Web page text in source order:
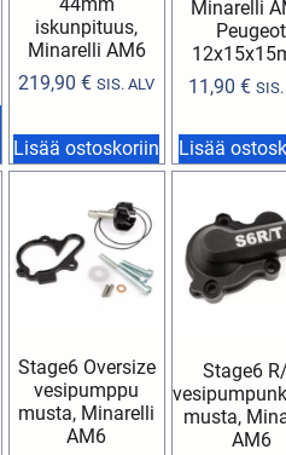
iskunpituus,
Minarelli AM6
219,90€ SIS. ALV
Lisää ostoskoriin
Minarelli
Peugeot
11,90€
Lisää
Stage6 Oversize
vesipumppu
musta, Minarelli
AM6
Stage6
musta,
AM6